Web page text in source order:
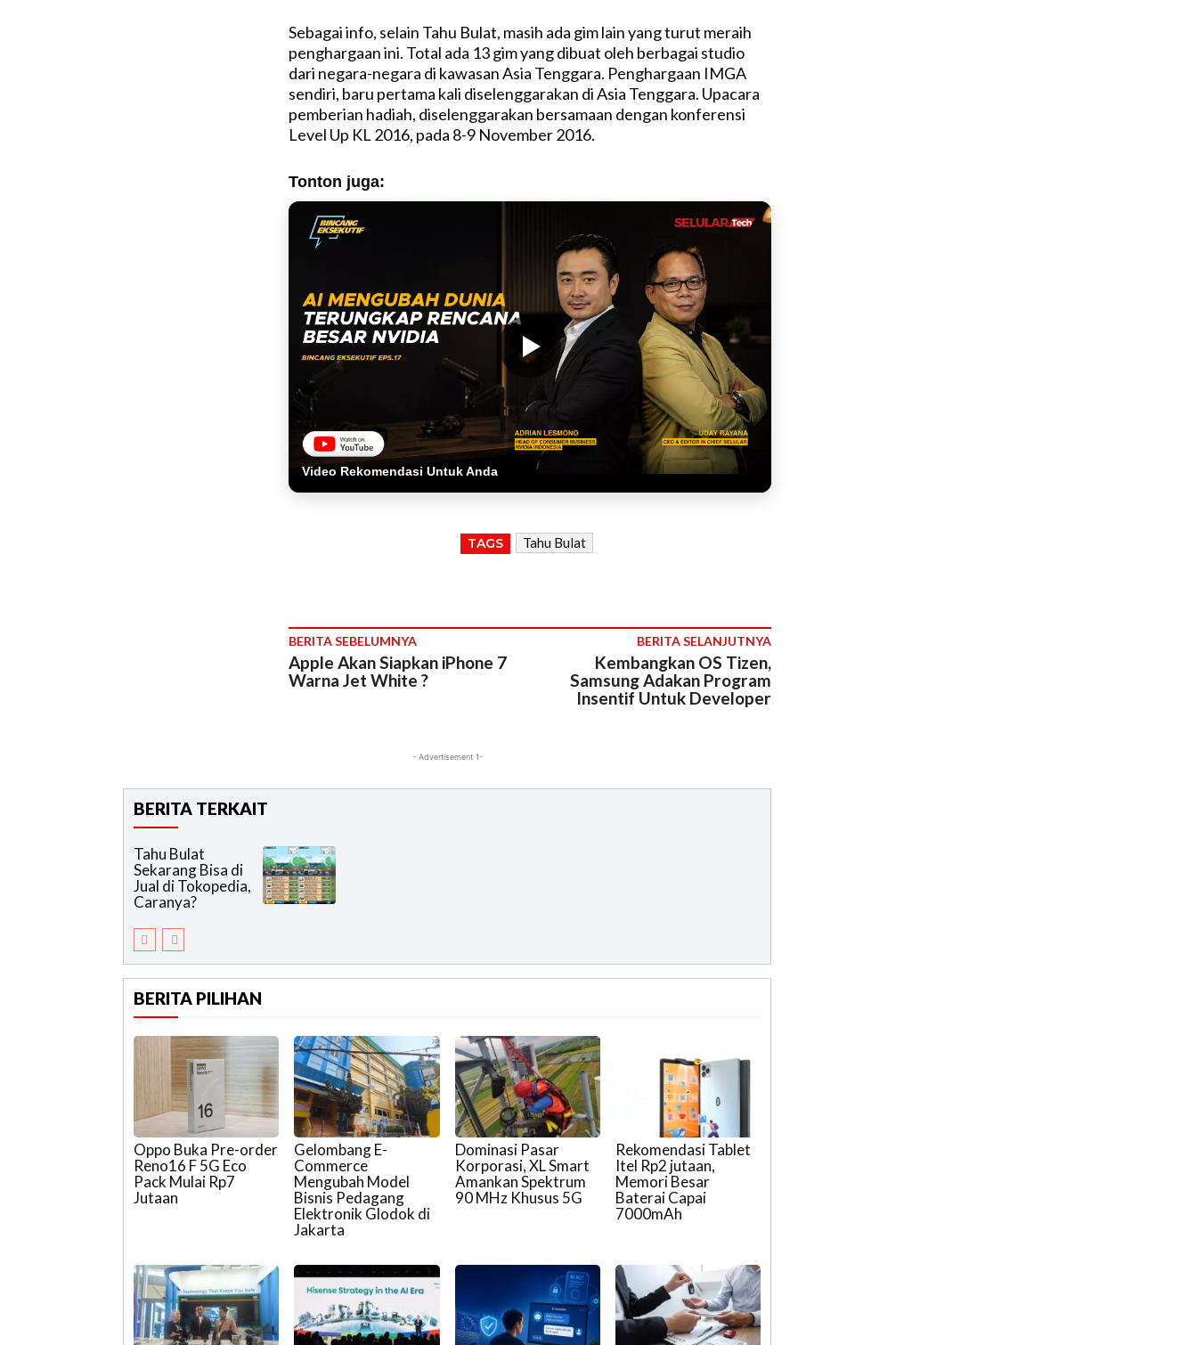
Sebagai info, selain Tahu Bulat, masih ada gim lain yang turut meraih
penghargaan ini. Total ada 13 gim yang dibuat oleh berbagai studio
dari negara-negara di kawasan Asia Tenggara. Penghargaan IMGA
sendiri, baru pertama kali diselenggarakan di Asia Tenggara. Upacara
pemberian hadiah, diselenggarakan bersamaan dengan konferensi
Level Up KL 2016, pada 8-9 November 2016.
Tonton juga:
Video Rekomendasi Untuk Anda
TAGS Tahu Bulat
BERITA SEBELUMNYA
Apple Akan Siapkan iPhone 7
Warna Jet White ?
BERITA SELANJUTNYA
Kembangkan OS Tizen,
Samsung Adakan Program
Insentif Untuk Developer
- Advertisement 1-
BERITA TERKAIT
Tahu Bulat
Sekarang Bisa di
Jual di Tokopedia,
Caranya?
BERITA PILIHAN
Oppo Buka Pre-order
Reno16 F 5G Eco
Pack Mulai Rp7
Jutaan
Gelombang E-
Commerce
Mengubah Model
Bisnis Pedagang
Elektronik Glodok di
Jakarta
Dominasi Pasar
Korporasi, XL Smart
Amankan Spektrum
90 MHz Khusus 5G
Rekomendasi Tablet
Itel Rp2 jutaan,
Memori Besar
Baterai Capai
7000mAh